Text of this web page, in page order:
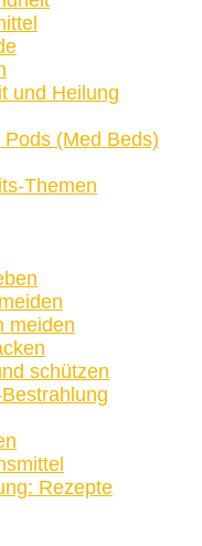
und Heilung
(Med Beds)
Themen
meiden
schützen
Rezepte